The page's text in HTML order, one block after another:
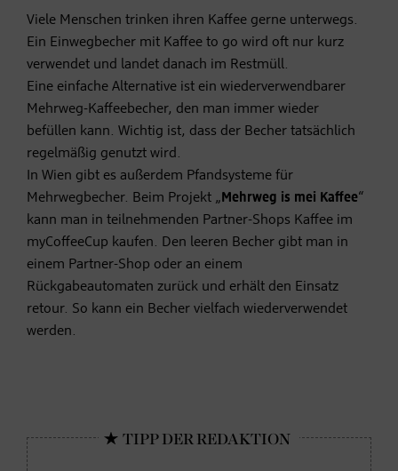
Viele Menschen trinken ihren Kaffee gerne unterwegs.
Ein Einwegbecher mit Kaffee to go wird oft nur kurz
verwendet und landet danach im Restmüll.
Eine einfache Alternative ist ein wiederverwendbarer
Mehrweg-Kaffeebecher, den man immer wieder
befüllen kann. Wichtig ist, dass der Becher tatsächlich
regelmäßig genutzt wird.
In Wien gibt es außerdem Pfandsysteme für
Mehrwegbecher. Beim Projekt „ Mehrweg is mei Kaffee“
kann man in teilnehmenden Partner-Shops Kaffee im
myCoffeeCup kaufen. Den leeren Becher gibt man in
einem Partner-Shop oder an einem
Rückgabeautomaten zurück und erhält den Einsatz
retour. So kann ein Becher vielfach wiederverwendet
werden.